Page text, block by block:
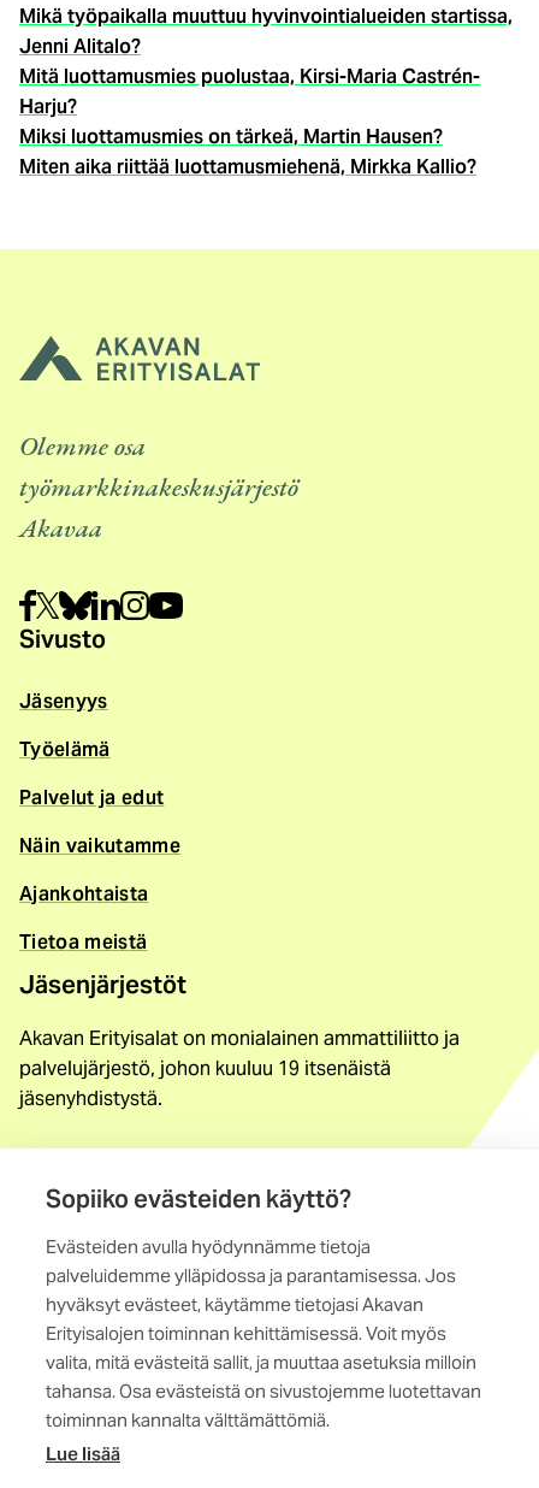
Sopiiko evästeiden käyttö?
Evästeiden avulla hyödynnämme tietoja
palveluidemme ylläpidossa ja parantamisessa. Jos
hyväksyt evästeet, käytämme tietojasi Akavan
Erityisalojen toiminnan kehittämisessä. Voit myös
valita, mitä evästeitä sallit, ja muuttaa asetuksia milloin
tahansa. Osa evästeistä on sivustojemme luotettavan
toiminnan kannalta välttämättömiä.
Lue lisää
Mikä työpaikalla muuttuu hyvinvointialueiden startissa,
Jenni Alitalo?
Mitä luottamusmies puolustaa, Kirsi-Maria Castrén-
Harju?
Miksi luottamusmies on tärkeä, Martin Hausen?
Miten aika riittää luottamusmiehenä, Mirkka Kallio?
Olemme osa
työmarkkinakeskusjärjestö
Akavaa
Sivusto
Jäsenyys
Työelämä
Palvelut ja edut
Näin vaikutamme
Ajankohtaista
Tietoa meistä
Jäsenjärjestöt
Akavan Erityisalat on monialainen ammattiliitto ja
palvelujärjestö, johon kuuluu 19 itsenäistä
jäsenyhdistystä.
Yhteystiedot
Maistraatinportti 4 A, 6. krs
00240 Helsinki
Kaikki yhteystiedot